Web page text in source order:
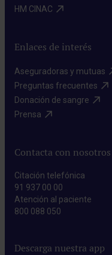
HM CINAC​
Enlaces de interés
Aseguradoras y mutuas​
Preguntas frecuentes​
Donación de sangre​
Prensa​
Contacta con nosotros
Citación telefónica
91 937 00 00
Atención al paciente
800 088 050
Descarga nuestra app